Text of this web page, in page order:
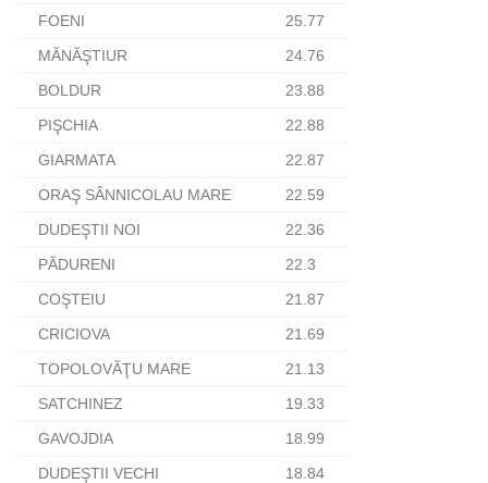
FOENI 25.77
MĂNĂŞTIUR 24.76
BOLDUR 23.88
PIŞCHIA 22.88
GIARMATA 22.87
ORAŞ SÂNNICOLAU MARE 22.59
DUDEŞTII NOI 22.36
PĂDURENI 22.3
COŞTEIU 21.87
CRICIOVA 21.69
TOPOLOVĂŢU MARE 21.13
SATCHINEZ 19.33
GAVOJDIA 18.99
DUDEŞTII VECHI 18.84